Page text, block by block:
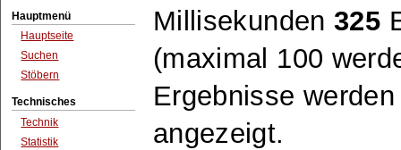
Hauptmenü
Hauptseite
Suchen
Stöbern
Technisches
Technik
Statistik
Millisekunden325
(maximal 100
Ergebnisse
angezeigt.